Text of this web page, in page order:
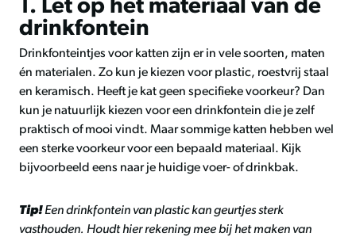
1. Let op het materiaal van de
drinkfontein
Drinkfonteintjes voor katten zijn er in vele soorten, maten
én materialen. Zo kun je kiezen voor plastic, roestvrij staal
en keramisch. Heeft je kat geen specifieke voorkeur? Dan
kun je natuurlijk kiezen voor een drinkfontein die je zelf
praktisch of mooi vindt. Maar sommige katten hebben wel
een sterke voorkeur voor een bepaald materiaal. Kijk
bijvoorbeeld eens naar je huidige voer- of drinkbak.
Tip!Een drinkfontein van plastic kan geurtjes sterk
vasthouden. Houdt hier rekening mee bij het maken van